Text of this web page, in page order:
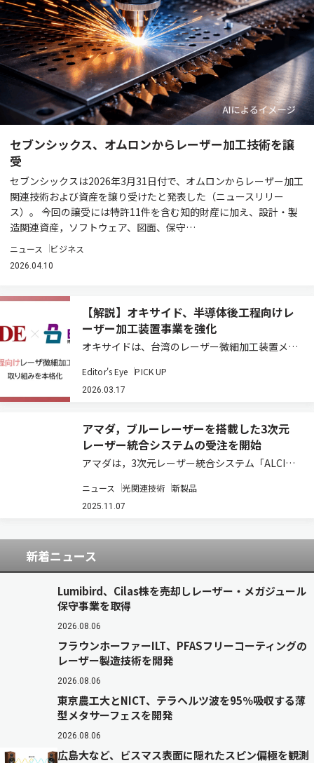
セブンシックス、オムロンからレーザー加工技術を譲
受
セブンシックスは2026年3月31日付で、オムロンからレーザー加工
関連技術および資産を譲り受けたと発表した（ニュースリリー
ス）。 今回の譲受には特許11件を含む知的財産に加え、設計・製
造関連資産，ソフトウェア、図面、保守…
ニュース ビジネス
2026.04.10
【解説】オキサイド、半導体後工程向けレ
ーザー加工装置事業を強化
オキサイドは、台湾のレーザー微細加工装置メー
し、半導体後工程向けレーザー加工装置事業の強
化に乗り出す。これまで同社は深紫外レーザーな
Editor's Eye PICK UP
2026.03.17
アマダ，ブルーレーザーを搭載した3次元
レーザー統合システムの受注を開始
アマダは，3次元レーザー統合システム「ALCIS-
ッド仕様の正式受注を開始した（ニュースリリー
ス）。
ニュース 光関連技術 新製品
2025.11.07
新着ニュース
Lumibird、Cilas株を売却しレーザー・メガジュール
保守事業を取得
2026.08.06
フラウンホーファーILT、PFASフリーコーティングの
レーザー製造技術を開発
2026.08.06
東京農工大とNICT、テラヘルツ波を95％吸収する薄
型メタサーフェスを開発
2026.08.06
広島大など、ビスマス表面に隠れたスピン偏極を観測